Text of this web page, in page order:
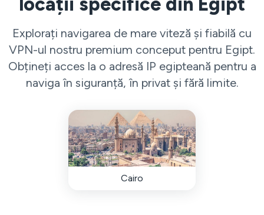
Explorați navigarea de mare viteză și fiabilă cu
VPN-ul nostru premium conceput pentru Egipt.
Obțineți acces la o adresă IP egipteană pentru a
naviga în siguranță, în privat și fără limite.
Cairo